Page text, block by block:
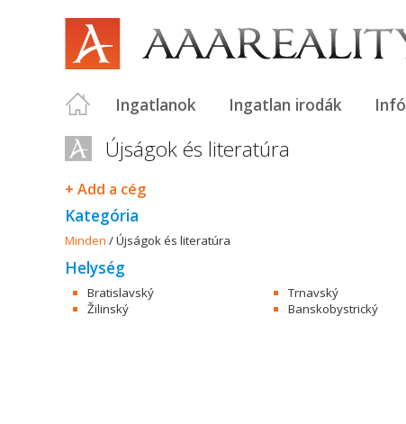
Ingatlanok Ingatlan irodák Infó
Újságok és literatúra
+ Add a cég
Kategória
Minden /Újságok és literatúra
Helység
Bratislavský Trnavský
Žilinský
Banskobystrický